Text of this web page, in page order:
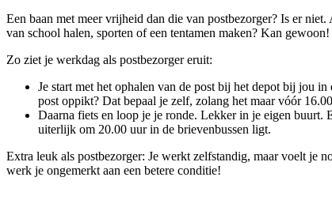
Een baan met meer vrijheid dan die van postbezorger? Is er
van school halen, sporten of een tentamen maken? Kan gewoon!
Zo ziet je werkdag als postbezorger eruit:
Je start met het ophalen van de post bij het depot bij jou
post oppikt? Dat bepaal je zelf, zolang het maar vóór
Daarna fiets en loop je je ronde. Lekker in je eigen buurt.
uiterlijk om 20.00 uur in de brievenbussen ligt.
Extra leuk als postbezorger: Je werkt zelfstandig, maar voelt je
werk je ongemerkt aan een betere conditie!